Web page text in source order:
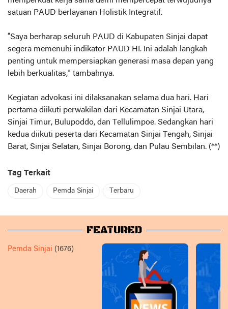
satuan PAUD berlayanan Holistik Integratif.
“Saya berharap seluruh PAUD di Kabupaten Sinjai dapat
segera memenuhi indikator PAUD HI. Ini adalah langkah
penting untuk mempersiapkan generasi masa depan yang
lebih berkualitas,” tambahnya.
Kegiatan advokasi ini dilaksanakan selama dua hari. Hari
pertama diikuti perwakilan dari Kecamatan Sinjai Utara,
Sinjai Timur, Bulupoddo, dan Tellulimpoe. Sedangkan hari
kedua diikuti peserta dari Kecamatan Sinjai Tengah, Sinjai
Barat, Sinjai Selatan, Sinjai Borong, dan Pulau Sembilan. (**)
Tag Terkait
Daerah Pemda Sinjai Terbaru
FEATURED
Pemda Sinjai (1676)